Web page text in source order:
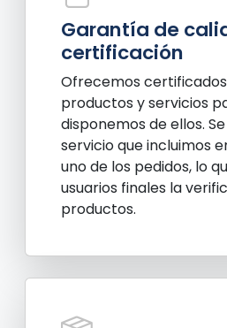
Garantía de
certificación
Ofrecemos
productos y servicios
disponemos de ellos.
servicio que incluimos
uno de los pedidos, lo
usuarios finales la
productos.